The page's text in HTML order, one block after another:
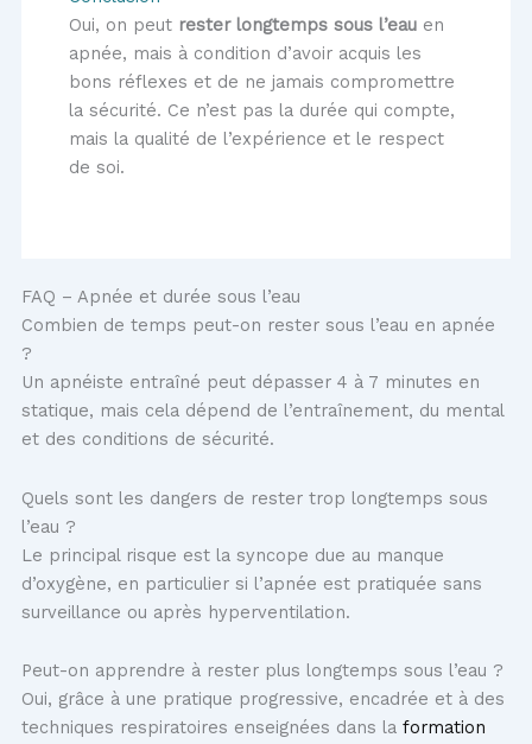
Oui, on peut rester longtemps sous l’eauen
apnée, mais à condition d’avoir acquis les
bons réflexes et de ne jamais compromettre
la sécurité. Ce n’est pas la durée qui compte,
mais la qualité de l’expérience et le respect
de soi.
FAQ – Apnée et durée sous l’eau
Combien de temps peut-on rester sous l’eau en apnée
?
Un apnéiste entraîné peut dépasser 4 à 7 minutes en
statique, mais cela dépend de l’entraînement, du mental
et des conditions de sécurité.
Quels sont les dangers de rester trop longtemps sous
l’eau ?
Le principal risque est la syncope due au manque
d’oxygène, en particulier si l’apnée est pratiquée sans
surveillance ou après hyperventilation.
Peut-on apprendre à rester plus longtemps sous l’eau ?
Oui, grâce à une pratique progressive, encadrée et à des
techniques respiratoires enseignées dans la formation